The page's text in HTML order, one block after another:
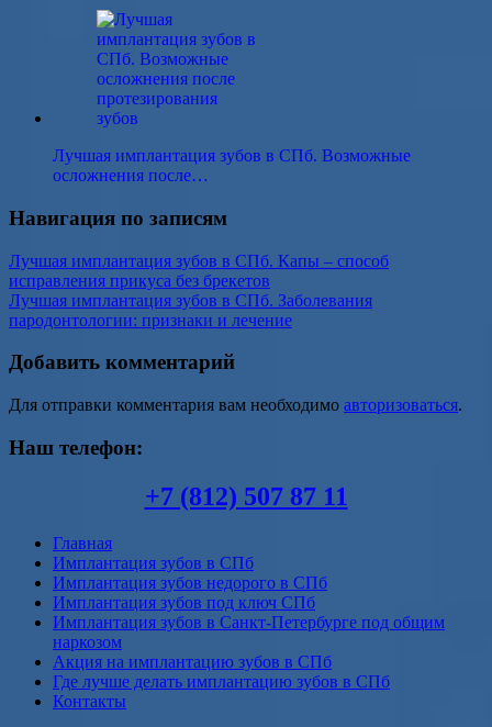
Лучшая имплантация зубов в СПб. Возможные
осложнения после…
Навигация по записям
Лучшая имплантация зубов в СПб. Капы – способ
исправления прикуса без брекетов
Лучшая имплантация зубов в СПб. Заболевания
пародонтологии: признаки и лечение
Добавить комментарий
Для отправки комментария вам необходимо авторизоваться.
Наш телефон:
+7 (812) 507 87 11
Главная
Имплантация зубов в СПб
Имплантация зубов недорого в СПб
Имплантация зубов под ключ СПб
Имплантация зубов в Санкт-Петербурге под общим
наркозом
Акция на имплантацию зубов в СПб
Где лучше делать имплантацию зубов в СПб
Контакты